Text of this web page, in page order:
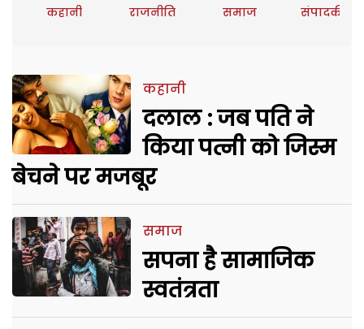
कहानी राजनीति समाज संपादकीय
कहानी
दलाल : जब पति ने
किया पत्नी को जिस्म
बेचने पर मजबूर
समाज
सपना है सामाजिक
स्वतंत्रता